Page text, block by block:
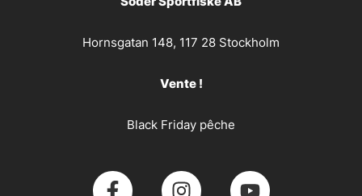
Hornsgatan 148, 117 28 Stockholm
Vente !
Black Friday pêche